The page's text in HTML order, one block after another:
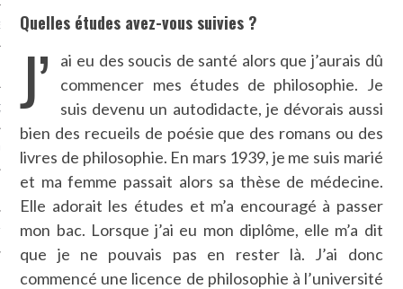
EN VOD
Quelles études avez-vous suivies ?
J’
ai eu des soucis de santé alors que j’aurais dû
commencer mes études de philosophie. Je
suis devenu un autodidacte, je dévorais aussi
bien des recueils de poésie que des romans ou des
livres de philosophie. En mars 1939, je me suis marié
et ma femme passait alors sa thèse de médecine.
Elle adorait les études et m’a encouragé à passer
mon bac. Lorsque j’ai eu mon diplôme, elle m’a dit
que je ne pouvais pas en rester là. J’ai donc
commencé une licence de philosophie à l’université